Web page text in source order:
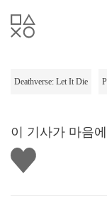
Deathverse: Let It Die
이 기사가 마음
좋
아